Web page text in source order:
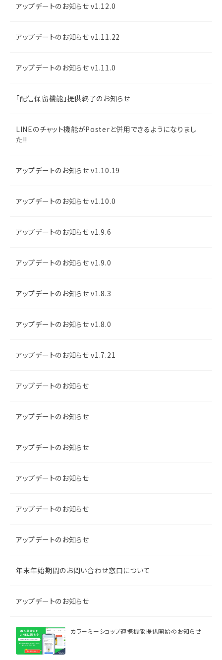
アップデートのお知らせ v1.12.0
アップデートのお知らせ v1.11.22
アップデートのお知らせ v1.11.0
「配信保留機能」提供終了のお知らせ
LINEのチャット機能がPosterと併用できるようになりまし
た!!
アップデートのお知らせ v1.10.19
アップデートのお知らせ v1.10.0
アップデートのお知らせ v1.9.6
アップデートのお知らせ v1.9.0
アップデートのお知らせ v1.8.3
アップデートのお知らせ v1.8.0
アップデートのお知らせ v1.7.21
アップデートのお知らせ
アップデートのお知らせ
アップデートのお知らせ
アップデートのお知らせ
アップデートのお知らせ
アップデートのお知らせ
年末年始期間のお問い合わせ窓口について
アップデートのお知らせ
カラーミーショップ連携機能提供開始のお知らせ